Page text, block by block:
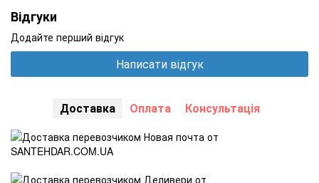
Відгуки
Додайте перший відгук
Написати відгук
Доставка Оплата Консультація